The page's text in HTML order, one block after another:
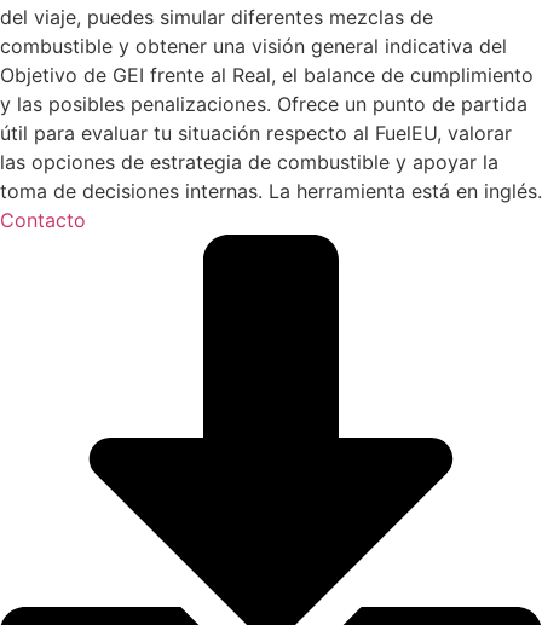
del viaje, puedes simular diferentes mezclas de
combustible y obtener una visión general indicativa del
Objetivo de GEI frente al Real, el balance de cumplimiento
y las posibles penalizaciones. Ofrece un punto de partida
útil para evaluar tu situación respecto al FuelEU, valorar
las opciones de estrategia de combustible y apoyar la
toma de decisiones internas. La herramienta está en inglés.
Contacto